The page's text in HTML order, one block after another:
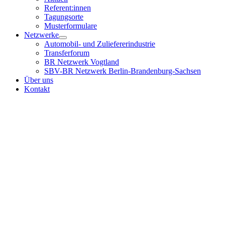
Referent:innen
Tagungsorte
Musterformulare
Netzwerke
Automobil- und Zuliefererindustrie
Transferforum
BR Netzwerk Vogtland
SBV-BR Netzwerk Berlin-Brandenburg-Sachsen
Über uns
Kontakt